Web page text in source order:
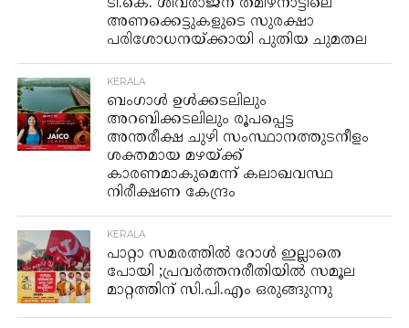
ടി.കെ. ശിവരാജന് തമിഴ്നാട്ടിലെ
അണക്കെട്ടുകളുടെ സുരക്ഷാ
പരിശോധനയ്ക്കായി പുതിയ ചുമതല
KERALA
ബംഗാള്‍ ഉള്‍ക്കടലിലും
അറബിക്കടലിലും രൂപപ്പെട്ട
അന്തരീക്ഷ ചുഴി സംസ്ഥാനത്തുടനീളം
ശക്തമായ മഴയ്ക്ക്
കാരണമാകുമെന്ന് കലാഖവസ്ഥ
നിരീക്ഷണ കേന്ദ്രം
KERALA
പാറ്റാ സമരത്തിൽ റോൾ ഇല്ലാതെ
പോയി ;പ്രവർത്തനരീതിയിൽ സമൂല
മാറ്റത്തിന് സി.പി.എം ഒരുങ്ങുന്നു